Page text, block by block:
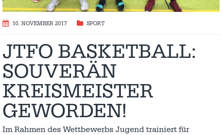
10. NOVEMBER 2017 SPORT
JTFO BASKETBALL:
SOUVERÄN
KREISMEISTER
GEWORDEN!
Im Rahmen des Wettbewerbs Jugend trainiert für